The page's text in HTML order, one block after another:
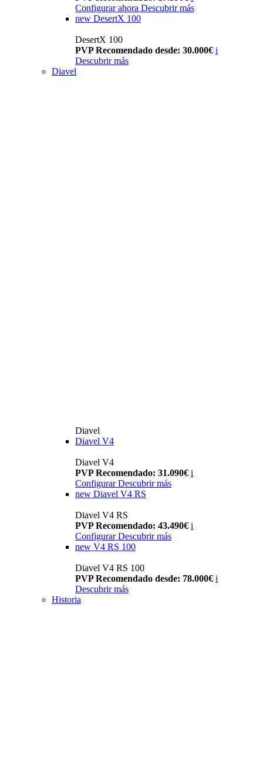
Configurar ahora Descubrir más
new DesertX 100
DesertX 100
PVP Recomendado desde: 30.000€ i
Descubrir más
Diavel
Diavel
Diavel V4
Diavel V4
PVP Recomendado: 31.090€ i
Configurar Descubrir más
new Diavel V4 RS
Diavel V4 RS
PVP Recomendado: 43.490€ i
Configurar Descubrir más
new V4 RS 100
Diavel V4 RS 100
PVP Recomendado desde: 78.000€ i
Descubrir más
Historia